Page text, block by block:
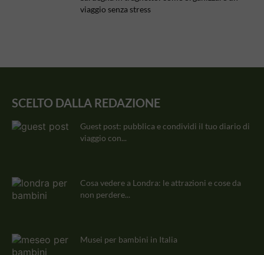
viaggio senza stress
SCELTO DALLA REDAZIONE
Guest post: pubblica e condividi il tuo diario di
viaggio con...
Cosa vedere a Londra: le attrazioni e cose da
non perdere...
Musei per bambini in Italia